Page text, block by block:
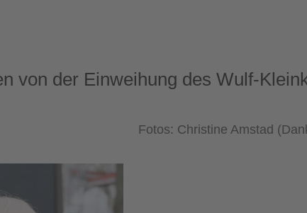
von der Einweihung des Wulf-
Fotos: Christine Amstad